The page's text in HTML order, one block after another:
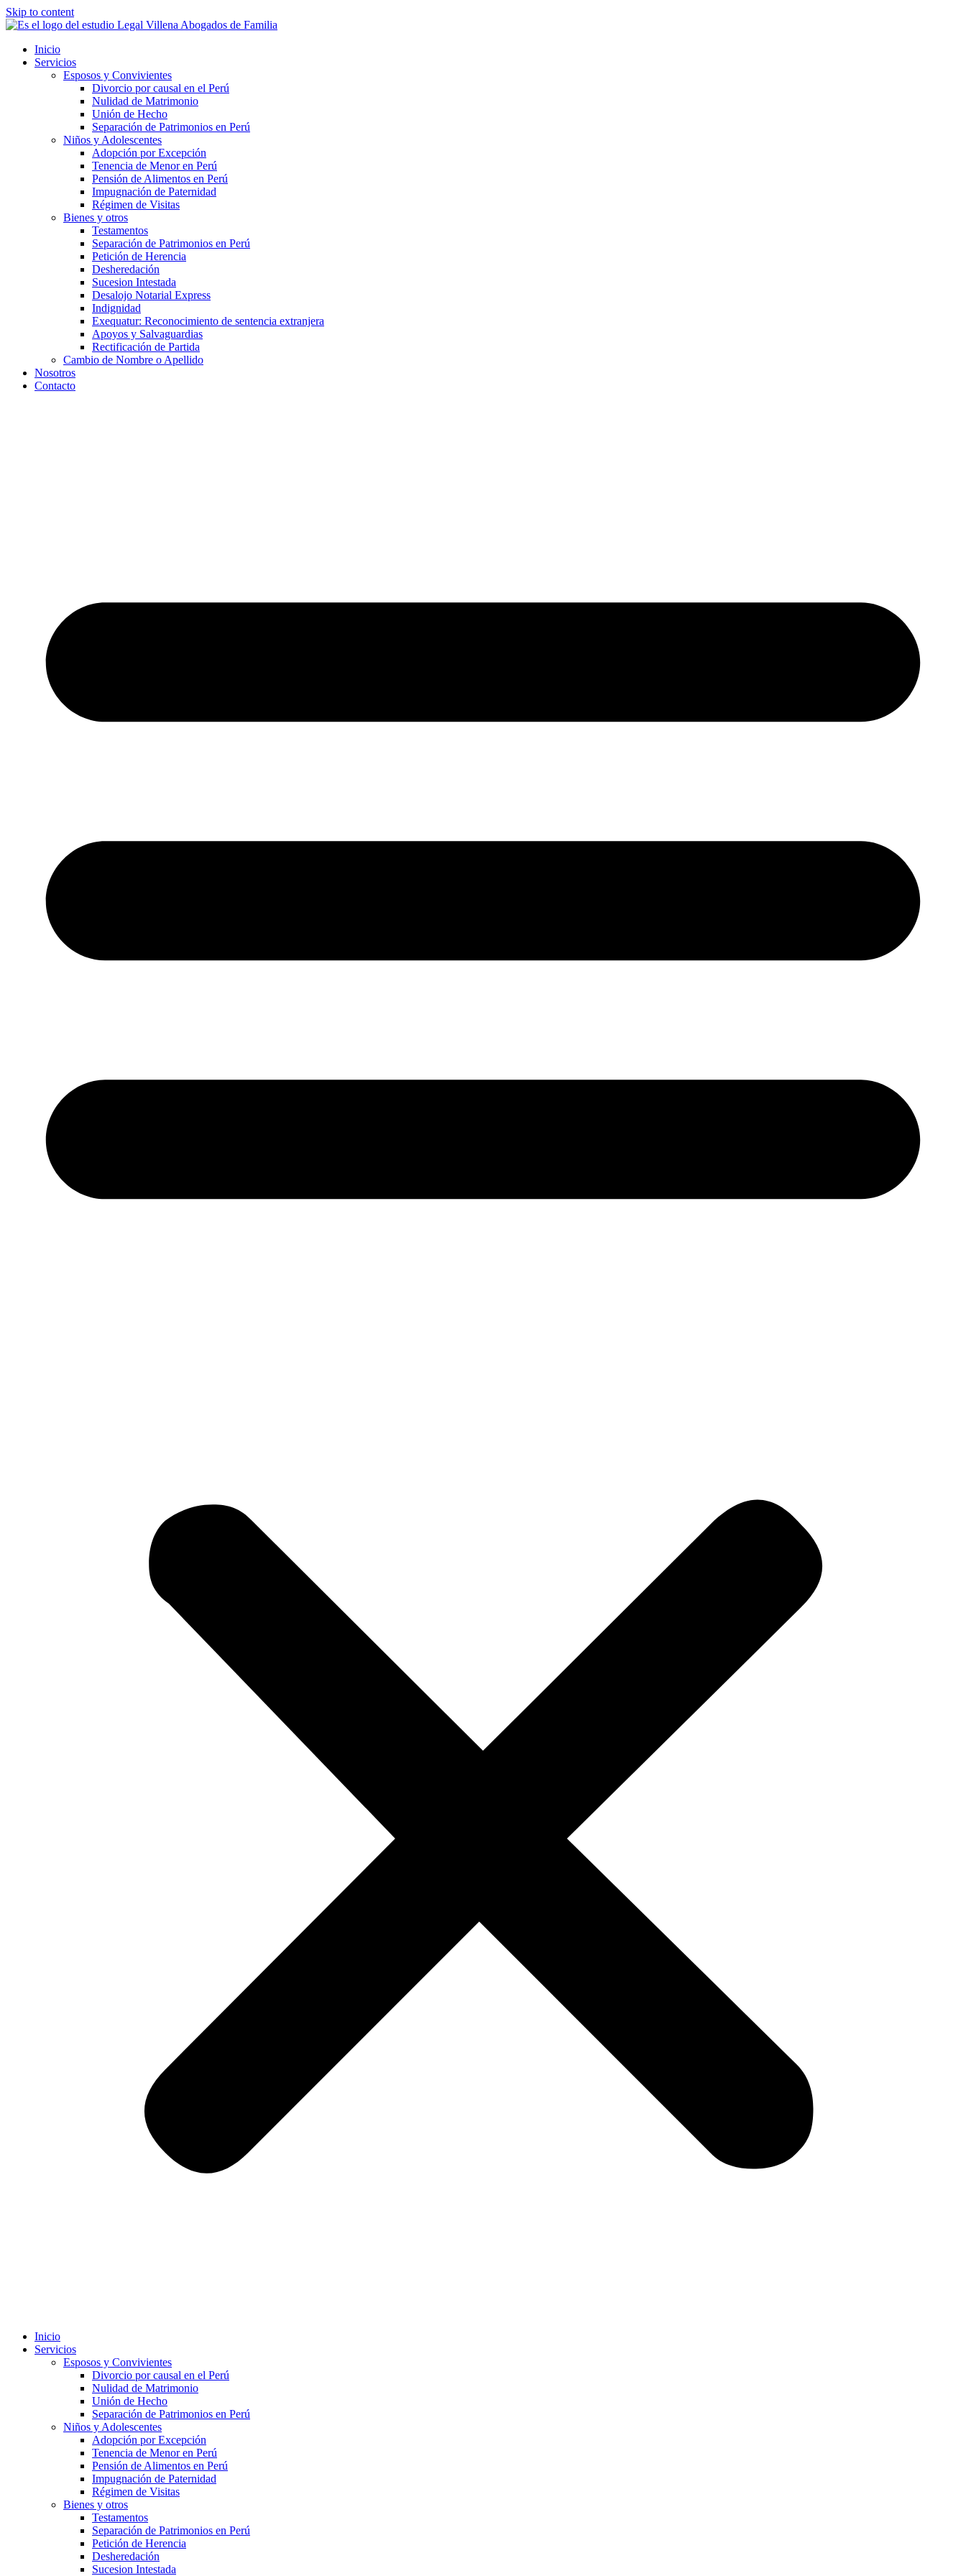
Skip to content
Inicio
Servicios
Esposos y Convivientes
Divorcio por causal en el Perú
Nulidad de Matrimonio
Unión de Hecho
Separación de Patrimonios en Perú
Niños y Adolescentes
Adopción por Excepción
Tenencia de Menor en Perú
Pensión de Alimentos en Perú
Impugnación de Paternidad
Régimen de Visitas
Bienes y otros
Testamentos
Separación de Patrimonios en Perú
Petición de Herencia
Desheredación
Sucesion Intestada
Desalojo Notarial Express
Indignidad
Exequatur: Reconocimiento de sentencia extranjera
Apoyos y Salvaguardias
Rectificación de Partida
Cambio de Nombre o Apellido
Nosotros
Contacto
Inicio
Servicios
Esposos y Convivientes
Divorcio por causal en el Perú
Nulidad de Matrimonio
Unión de Hecho
Separación de Patrimonios en Perú
Niños y Adolescentes
Adopción por Excepción
Tenencia de Menor en Perú
Pensión de Alimentos en Perú
Impugnación de Paternidad
Régimen de Visitas
Bienes y otros
Testamentos
Separación de Patrimonios en Perú
Petición de Herencia
Desheredación
Sucesion Intestada